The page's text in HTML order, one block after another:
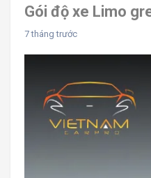
Gói độ xe Limo
7 tháng trước